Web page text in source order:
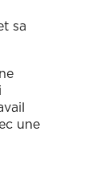
sa
une